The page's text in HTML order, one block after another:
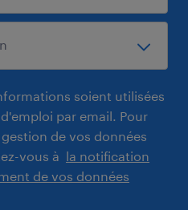
soient utilisées
par email. Pour
de vos données
vous à la notification
de vos données